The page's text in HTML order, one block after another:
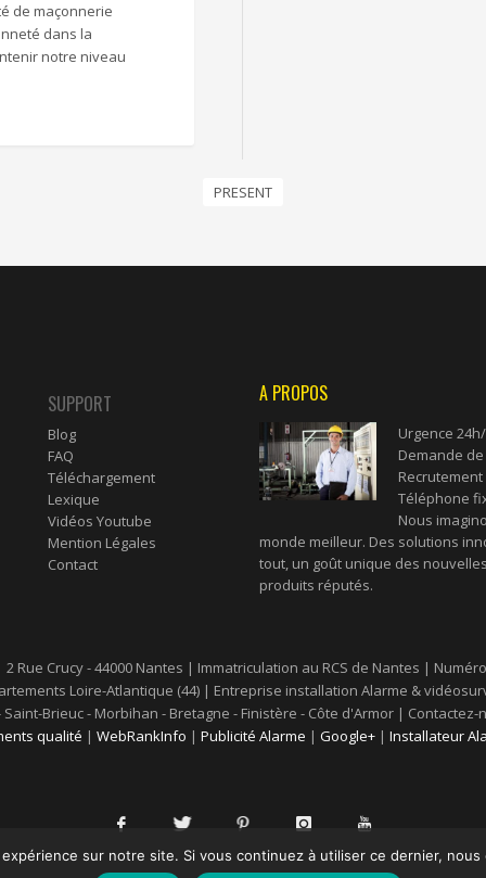
de maçonnerie
dans la
notre niveau
PRESENT
SUPPORT
Blog
FAQ
Téléchargement
Lexique
Vidéos Youtube
Mention Légales
Contact
A PROPOS
Urgence
Demande
Recrutement
Téléphone
Nous
monde meilleur. Des solutions
tout, un goût unique des
produits réputés.
Rue Crucy - 44000 Nantes | Immatriculation au RCS de Nantes |
Loire-Atlantique (44) | Entreprise installation Alarme &
Brieuc - Morbihan - Bretagne - Finistère - Côte d'Armor |
qualité | WebRankInfo | Publicité Alarme | Google+ | Installateur
sur notre site. Si vous continuez à utiliser ce dernier,